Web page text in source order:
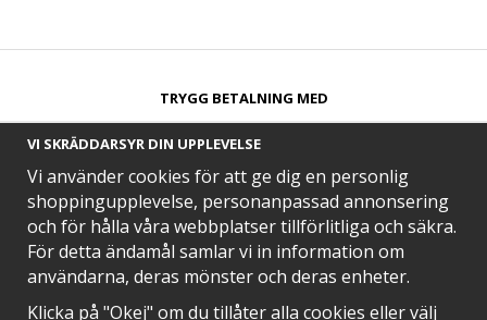
TRYGG BETALNING MED​
SNABB LEVERANS MED
VI SKRÄDDARSYR DIN UPPLEVELSE
Vi använder cookies för att ge dig en personlig
shoppingupplevelse, personanpassad annonsering
och för hålla våra webbplatser tillförlitliga och säkra.
För detta ändamål samlar vi in information om
användarna, deras mönster och deras enheter.
Klicka på "Okej" om du tillåter alla cookies eller välj